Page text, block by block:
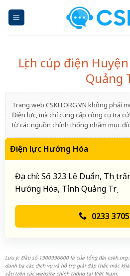
Lịch cúp điện
Quảng
Trang web CSKH.ORG.VN không phải
Điện lực, mà chỉ cung cấp công cụ tra
từ các nguồn chính thống nhằm mục
Điện lực Hướng Hóa
Địa chỉ: Số 323 Lê Duẩn, Thị
Hướng Hóa, Tỉnh Quảng Trị
0233
Lưu ý: Đầu số 1900996600 là của tổng đài
danh bạ các dịch vụ và hỗ trợ giải đáp thắc mắc
sẵn trên các website chính thống tại Việt Nam.